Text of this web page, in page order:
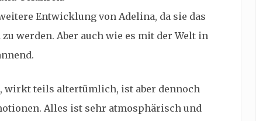
Entwicklung von Adelina, da sie das
werden. Aber auch wie es mit der Welt in
wirkt teils altertümlich, ist aber dennoch
Alles ist sehr atmosphärisch und